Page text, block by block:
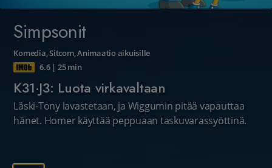
Simpsonit
Komedia,Sitcom,Animaatio aikuisille
6.6| 25 min
K31·J3: Luota virkavaltaan
Läski-Tony lavastetaan, ja Wiggumin pitää vapauttaa
hänet. Homer käyttää peppuaan taskuvarassyöttinä.